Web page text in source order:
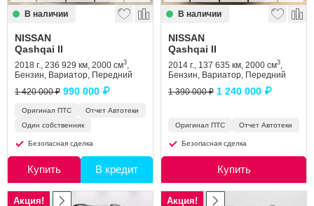
В наличии
NISSAN
Qashqai II
2018 г., 236 929 км, 2000 см3,
Бензин, Вариатор, Передний
1 420 000 ₽ 990 000 ₽
Оригинал ПТС
Отчет Автотеки
Один собственник
Безопасная сделка
Купить В кредит
В наличии
NISSAN
Qashqai II
2014 г., 137 635 км, 2000 см3,
Бензин, Вариатор, Передний
1 390 000 ₽ 1 240 000 ₽
Оригинал ПТС Отчет Автотеки
Безопасная сделка
Купить
Акция! Акция!